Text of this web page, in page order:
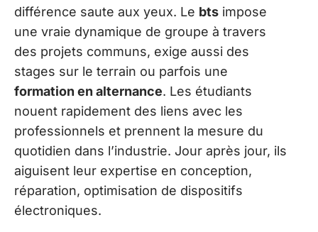
différence saute aux yeux. Le bts impose
une vraie dynamique de groupe à travers
des projets communs, exige aussi des
stages sur le terrain ou parfois une
formation en alternance. Les étudiants
nouent rapidement des liens avec les
professionnels et prennent la mesure du
quotidien dans l’industrie. Jour après jour, ils
aiguisent leur expertise en conception,
réparation, optimisation de dispositifs
électroniques.